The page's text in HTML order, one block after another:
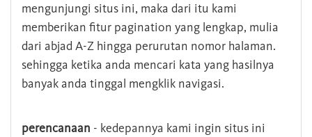
mengunjungi situs ini, maka dari itu kami
memberikan fitur pagination yang lengkap, mulia
dari abjad A-Z hingga perurutan nomor halaman.
sehingga ketika anda mencari kata yang hasilnya
banyak anda tinggal mengklik navigasi.
perencanaan - kedepannya kami ingin situs ini